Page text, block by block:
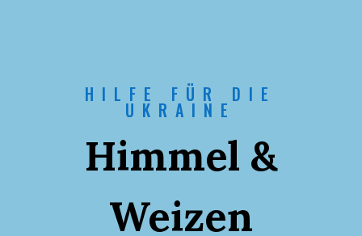
HILFE FÜR DIE
UKRAINE
Himmel &
Weizen